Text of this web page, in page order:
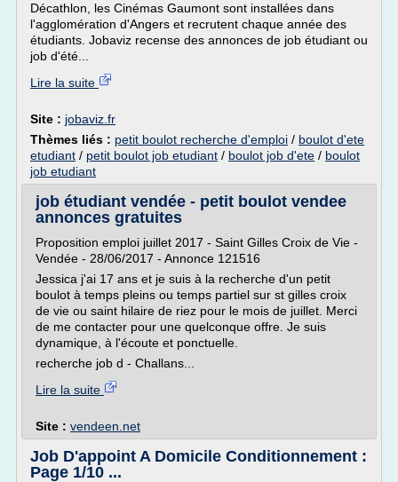
Décathlon, les Cinémas Gaumont sont installées dans
l'agglomération d'Angers et recrutent chaque année des
étudiants. Jobaviz recense des annonces de job étudiant ou
job d'été...
Lire la suite
Site : jobaviz.fr
Thèmes liés : petit boulot recherche d'emploi / boulot d'ete
etudiant / petit boulot job etudiant / boulot job d'ete / boulot
job etudiant
job étudiant vendée - petit boulot vendee
annonces gratuites
Proposition emploi juillet 2017 - Saint Gilles Croix de Vie -
Vendée - 28/06/2017 - Annonce 121516
Jessica j'ai 17 ans et je suis à la recherche d'un petit
boulot à temps pleins ou temps partiel sur st gilles croix
de vie ou saint hilaire de riez pour le mois de juillet. Merci
de me contacter pour une quelconque offre. Je suis
dynamique, à l'écoute et ponctuelle.
recherche job d - Challans...
Lire la suite
Site : vendeen.net
Job D'appoint A Domicile Conditionnement :
Page 1/10 ...